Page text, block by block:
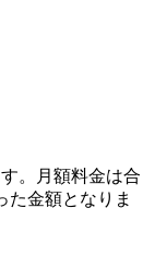
。月額料金は合
た金額となりま